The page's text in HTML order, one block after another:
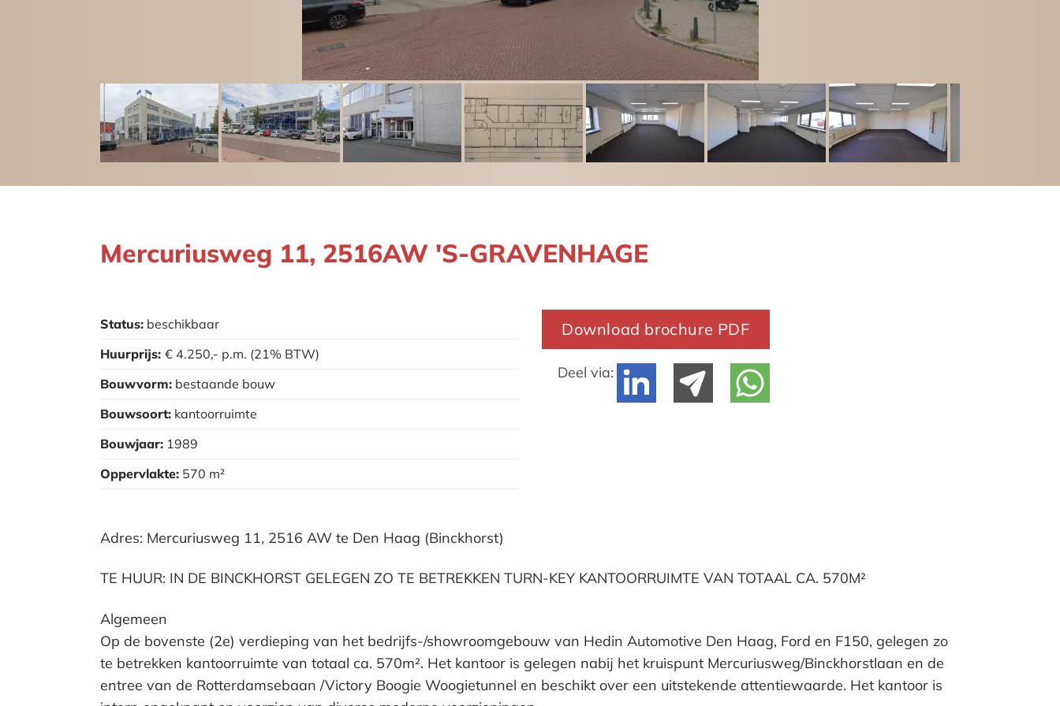
Mercuriusweg 11, 2516AW 'S-GRAVENHAGE
Status: beschikbaar
Huurprijs: € 4.250,- p.m. (21% BTW)
Bouwvorm: bestaande bouw
Bouwsoort: kantoorruimte
Bouwjaar: 1989
Oppervlakte: 570 m²
Download brochure PDF
Deel via:
Adres: Mercuriusweg 11, 2516 AW te Den Haag (Binckhorst)
TE HUUR: IN DE BINCKHORST GELEGEN ZO TE BETREKKEN TURN-KEY KANTOORRUIMTE VAN TOTAAL CA. 570M²
Algemeen
Op de bovenste (2e) verdieping van het bedrijfs-/showroomgebouw van Hedin Automotive Den Haag, Ford en F150, gelegen zo
te betrekken kantoorruimte van totaal ca. 570m². Het kantoor is gelegen nabij het kruispunt Mercuriusweg/Binckhorstlaan en de
entree van de Rotterdamsebaan /Victory Boogie Woogietunnel en beschikt over een uitstekende attentiewaarde. Het kantoor is